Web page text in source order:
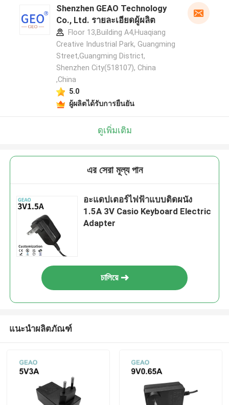
Shenzhen GEAO Technology
Co., Ltd. รายละเอียดผู้ผลิต
Floor 13,Building A4,Huaqiang
Creative Industrial Park, Guangming
Street,Guangming District,
Shenzhen City(518107), China
,China
5.0
ผู้ผลิตได้รับการยืนยัน
ดูเพิ่มเติม
এর সেরা মূল্য পান
อะแดปเตอร์ไฟฟ้าแบบติดผนัง
1.5A 3V Casio Keyboard Electric
Adapter
চালিয়ে
แนะนำผลิตภัณฑ์